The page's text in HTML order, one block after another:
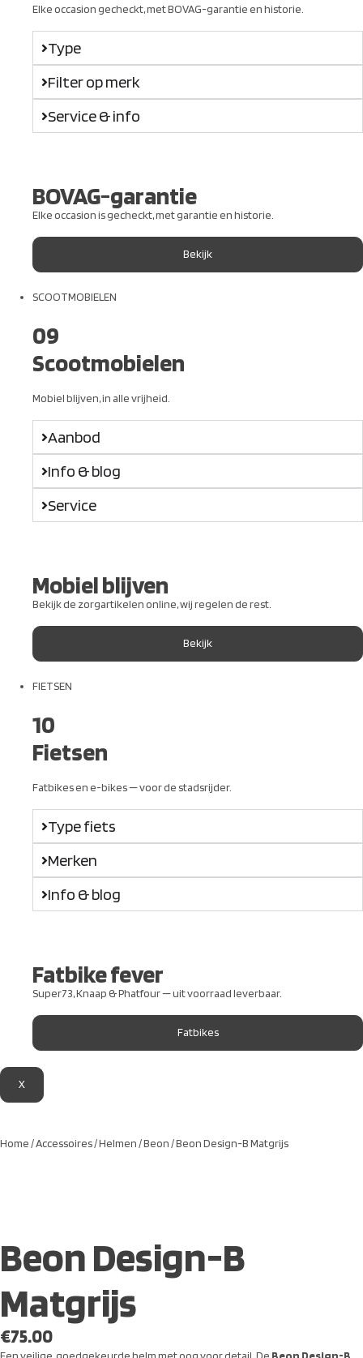
Elke occasion gecheckt, met BOVAG-garantie en historie.
Type
Filter op merk
Service & info
BOVAG-garantie
Elke occasion is gecheckt, met garantie en historie.
Bekijk
SCOOTMOBIELEN
09
Scootmobielen
Mobiel blijven, in alle vrijheid.
Aanbod
Info & blog
Service
Mobiel blijven
Bekijk de zorgartikelen online, wij regelen de rest.
Bekijk
FIETSEN
10
Fietsen
Fatbikes en e-bikes — voor de stadsrijder.
Type fiets
Merken
Info & blog
Fatbike fever
Super73, Knaap & Phatfour — uit voorraad leverbaar.
Fatbikes
X
Home /Accessoires/Helmen /Beon / Beon Design-B Matgrijs
Beon Design-B
Matgrijs
€75.00